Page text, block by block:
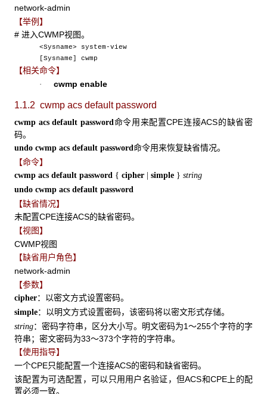
network-admin
【举例】
# 进入CWMP视图。
<Sysname> system-view
[Sysname] cwmp
【相关命令】
· cwmp enable
1.1.2 cwmp acs default password
cwmp acs default password命令用来配置CPE连接ACS的缺省密
码。
undo cwmp acs default password命令用来恢复缺省情况。
【命令】
cwmp acs default password { cipher simple } string
undo cwmp acs default password
【缺省情况】
未配置CPE连接ACS的缺省密码。
【视图】
CWMP视图
【缺省用户角色】
network-admin
【参数】
cipher：以密文方式设置密码。
simple：以明文方式设置密码，该密码将以密文形式存储。
string：密码字符串，区分大小写。明文密码为1～255个字符的字
符串；密文密码为33～373个字符的字符串。
【使用指导】
一个CPE只能配置一个连接ACS的密码和缺省密码。
该配置为可选配置，可以只用用户名验证，但ACS和CPE上的配
置必须一致。